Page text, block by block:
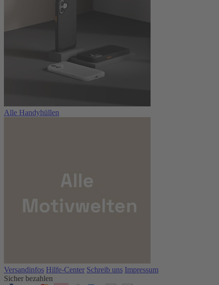
Alle Handyhüllen
Versandinfos Hilfe-Center Schreib uns Impressum
Sicher bezahlen